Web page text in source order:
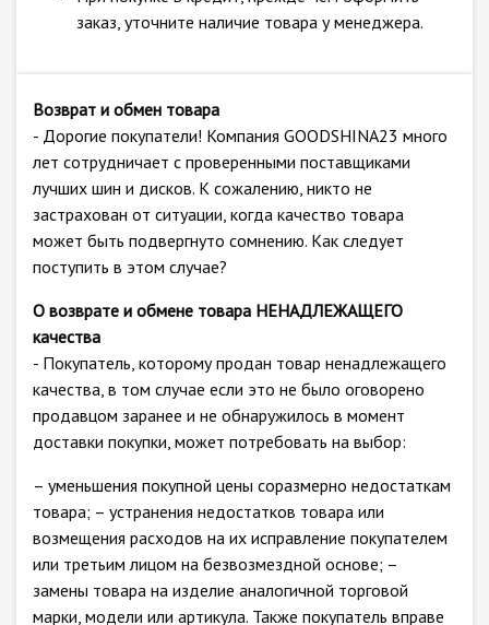
заказ, уточните наличие товара у менеджера.
Возврат и обмен товара
- Дорогие покупатели! Компания GOODSHINA23 много
лет сотрудничает с проверенными поставщиками
лучших шин и дисков. К сожалению, никто не
застрахован от ситуации, когда качество товара
может быть подвергнуто сомнению. Как следует
поступить в этом случае?
О возврате и обмене товара НЕНАДЛЕЖАЩЕГО
качества
- Покупатель, которому продан товар ненадлежащего
качества, в том случае если это не было оговорено
продавцом заранее и не обнаружилось в момент
доставки покупки, может потребовать на выбор:
– уменьшения покупной цены соразмерно недостаткам
товара; – устранения недостатков товара или
возмещения расходов на их исправление покупателем
или третьим лицом на безвозмездной основе; –
замены товара на изделие аналогичной торговой
марки, модели или артикула. Также покупатель вправе